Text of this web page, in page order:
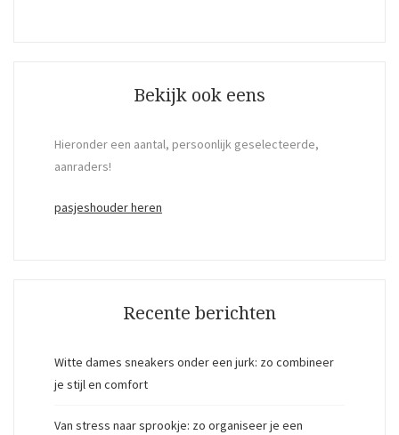
Bekijk ook eens
Hieronder een aantal, persoonlijk geselecteerde,
aanraders!
pasjeshouder heren
Recente berichten
Witte dames sneakers onder een jurk: zo combineer
je stijl en comfort
Van stress naar sprookje: zo organiseer je een